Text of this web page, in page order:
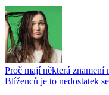
Proč mají některá znamení
Blíženců je to nedostatek